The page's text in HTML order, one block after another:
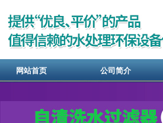
网站首页 公司简介